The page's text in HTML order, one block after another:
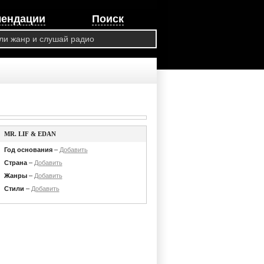
Поиск
MR. LIF & EDAN
Год основания– Добавить
Страна– Добавить
Жанры– Добавить
Стили – Добавить